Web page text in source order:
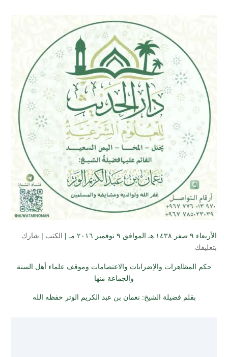
الأربعاء ۹ صفر ۱٤۳۸ هـ الموافق ۹ نوفمبر ۲۰۱٦ مـ | الكتب | شارك
بتعليقك
حكم المظاهرات والإضرابات والاعتصامات وموقف علماء أهل السنة
والجماعة منها
بقلم فضيلة الشيخ: نعمان بن عبد الكريم الوتر حفظه الله